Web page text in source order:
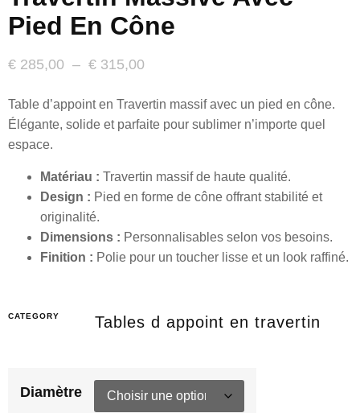
Pied En Cône
€ 285,00 – € 315,00
Table d’appoint en Travertin massif avec un pied en cône.
Élégante, solide et parfaite pour sublimer n’importe quel
espace.
Matériau : Travertin massif de haute qualité.
Design : Pied en forme de cône offrant stabilité et
originalité.
Dimensions : Personnalisables selon vos besoins.
Finition : Polie pour un toucher lisse et un look raffiné.
CATEGORY Tables d appoint en travertin
Diamètre